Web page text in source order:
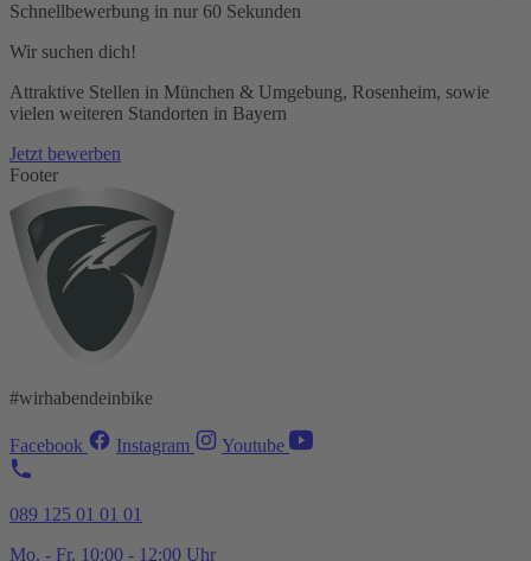
Schnellbewerbung in nur 60 Sekunden
Wir suchen dich!
Attraktive Stellen in München & Umgebung, Rosenheim, sowie
vielen weiteren Standorten in Bayern
Jetzt bewerben
Footer
#wirhabendeinbike
Facebook Instagram Youtube
089 125 01 01 01
Mo. - Fr. 10:00 - 12:00 Uhr